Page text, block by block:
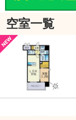
空室一覧